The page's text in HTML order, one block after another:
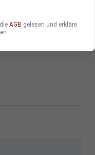
ist bis
AGB gelesen und erkläre